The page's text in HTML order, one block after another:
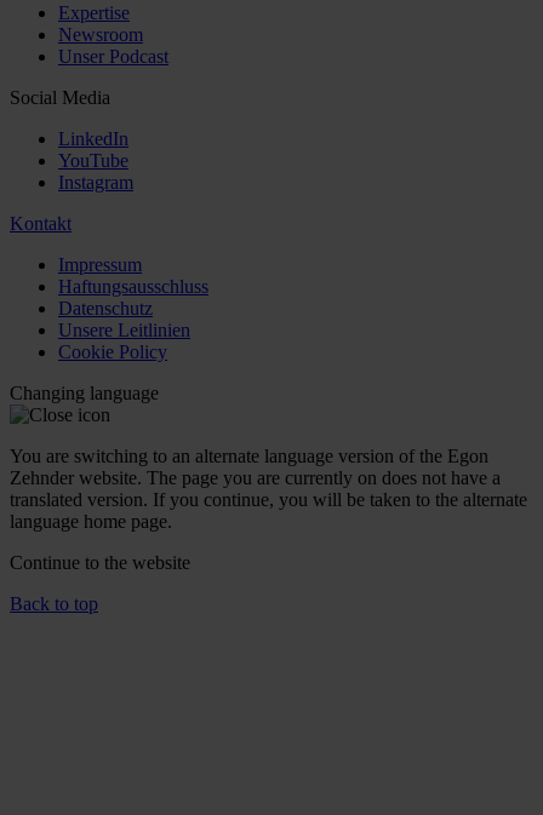
Expertise
Newsroom
Unser Podcast
Social Media
LinkedIn
YouTube
Instagram
Kontakt
Impressum
Haftungsausschluss
Datenschutz
Unsere Leitlinien
Cookie Policy
Changing language
You are switching to an alternate language version of the Egon
Zehnder website. The page you are currently on does not have a
translated version. If you continue, you will be taken to the alternate
language home page.
Continue to the website
Back to top